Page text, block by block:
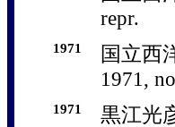
repr.
1971
国立西
1971,
1971
黒江光